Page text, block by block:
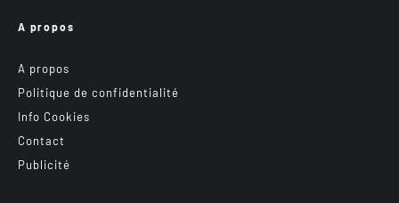
A propos
A propos
Politique de confidentialité
Info Cookies
Contact
Publicité